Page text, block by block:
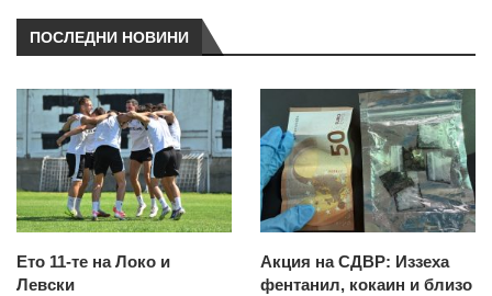
ПОСЛЕДНИ НОВИНИ
Ето 11-те на Локо и
Левски
Акция на СДВР: Иззеха
фентанил, кокаин и близо